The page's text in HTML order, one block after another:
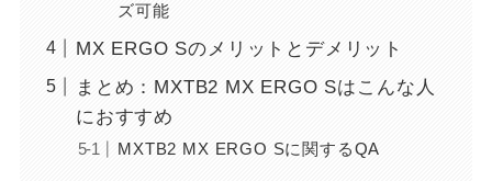
ズ可能
MX ERGO Sのメリットとデメリット
まとめ：MXTB2 MX ERGO Sはこんな人
におすすめ
MXTB2 MX ERGO Sに関するQA